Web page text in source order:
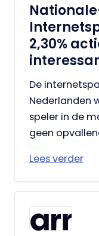
2,30%
De
Nederlanden
speler in de
geen
Lees verder